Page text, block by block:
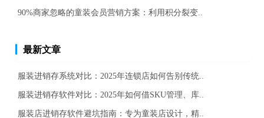
90%商家忽略的童装会员营销方案：利用积分裂变..
最新文章
服装进销存系统对比：2025年连锁店如何告别传统..
服装进销存软件对比：2025年如何借SKU管理、库..
服装店进销存软件避坑指南：专为童装店设计，精..